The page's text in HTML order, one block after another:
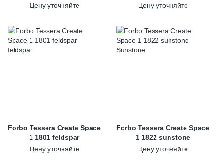
Цену уточняйте
Цену уточняйте
Forbo Tessera Create Space
1 1801 feldspar
Цену уточняйте
Forbo Tessera Create Space
1 1822 sunstone
Цену уточняйте